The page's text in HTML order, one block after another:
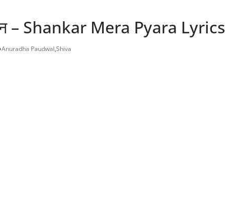
– Shankar Mera Pyara Lyrics
Anuradha Paudwal,Shiva